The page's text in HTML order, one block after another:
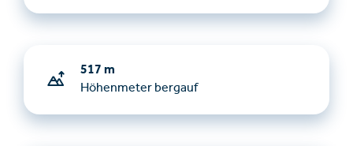
517 m
Höhenmeter bergauf